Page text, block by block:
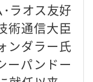
ラオス友好
術通信大臣
ンダラー氏
ーパンドー